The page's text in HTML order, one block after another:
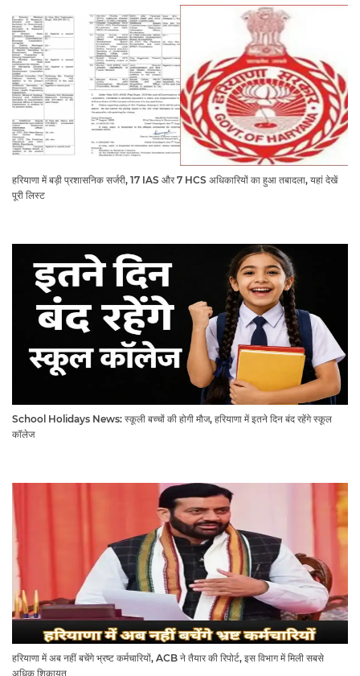
हरियाणा में बड़ी प्रशासनिक सर्जरी, 17 IAS और 7 HCS अधिकारियों का हुआ तबादला, यहां देखें
पूरी लिस्ट
School Holidays News: स्कूली बच्चों की होगी मौज, हरियाणा में इतने दिन बंद रहेंगे स्कूल
कॉलेज
हरियाणा में अब नहीं बचेंगे भ्रष्ट कर्मचारियों, ACB ने तैयार की रिपोर्ट, इस विभाग में मिली सबसे
अधिक शिकायत